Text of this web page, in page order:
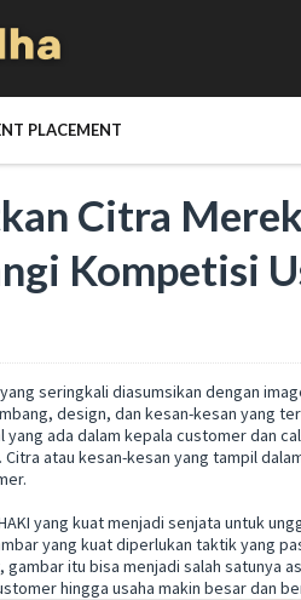
PLACEMENT
Citra
Kompetisi
seringkali diasumsikan dengan
design, dan kesan-kesan yang
yang ada dalam kepala customer dan
atau kesan-kesan yang tampil
yang kuat menjadi senjata untuk
yang kuat diperlukan taktik yang
itu bisa menjadi salah satunya
hingga usaha makin besar dan